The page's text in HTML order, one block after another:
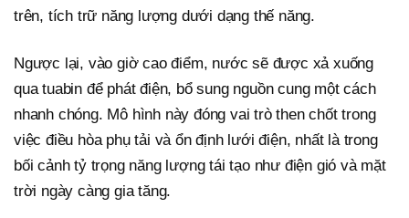
trên, tích trữ năng lượng dưới dạng thế năng.
Ngược lại, vào giờ cao điểm, nước sẽ được xả xuống
qua tuabin để phát điện, bổ sung nguồn cung một cách
nhanh chóng. Mô hình này đóng vai trò then chốt trong
việc điều hòa phụ tải và ổn định lưới điện, nhất là trong
bối cảnh tỷ trọng năng lượng tái tạo như điện gió và mặt
trời ngày càng gia tăng.